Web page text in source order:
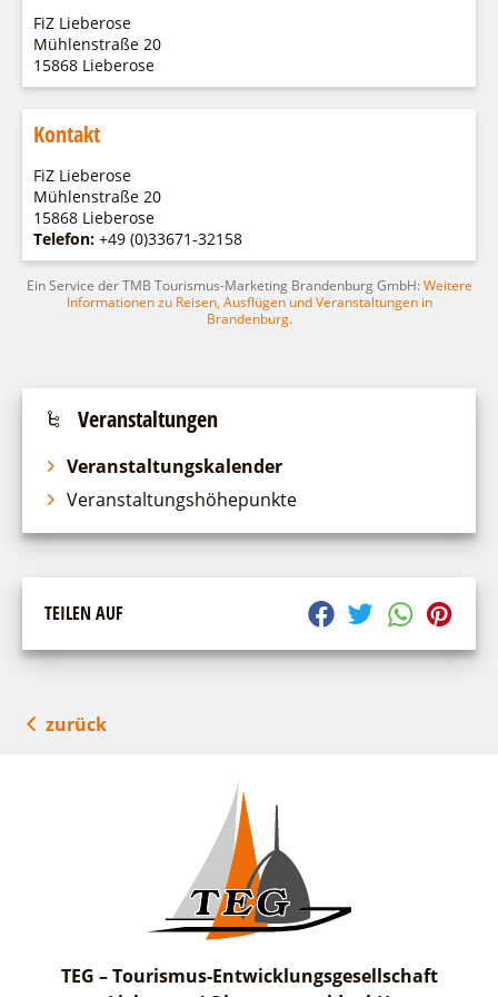
Ludwig Leichhardt
Kahnfahrten
Wirtschaftsförderung
Regionalentwicklung
Bürgerbus
Naturwelt Lieberoser Heide
Q-Gemeinde Schwielochsee
Staatlich anerkannter Erholungsort Goyatz
Mein Brandenburg – Infostelen
Unternehmensbetreuung
Service
Über uns
Team
Aktuelles
Infomaterial
FiZ Lieberose
Mühlenstraße 20
15868 Lieberose
Kontakt
FiZ Lieberose
Mühlenstraße 20
15868 Lieberose
Telefon: +49 (0)33671-32158
Ein Service der TMB Tourismus-Marketing Brandenburg GmbH:Weitere
Informationen zu Reisen, Ausflügen und Veranstaltungen in
Brandenburg.
Veranstaltungen
Veranstaltungskalender
Veranstaltungshöhepunkte
TEILEN AUF
zurück
TEG – Tourismus-Entwicklungsgesellschaft